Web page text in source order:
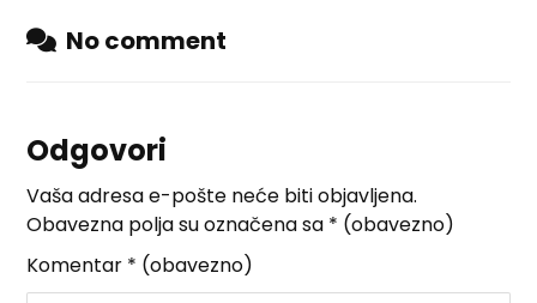
No comment
Odgovori
Vaša adresa e-pošte neće biti objavljena.
Obavezna polja su označena sa * (obavezno)
Komentar * (obavezno)